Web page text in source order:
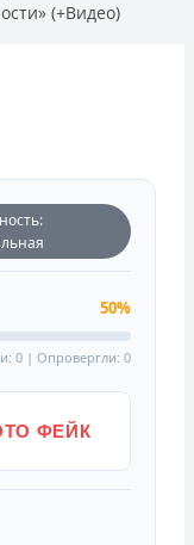
(+Видео)
50%
0 | Опровергли: 0
ФЕЙК